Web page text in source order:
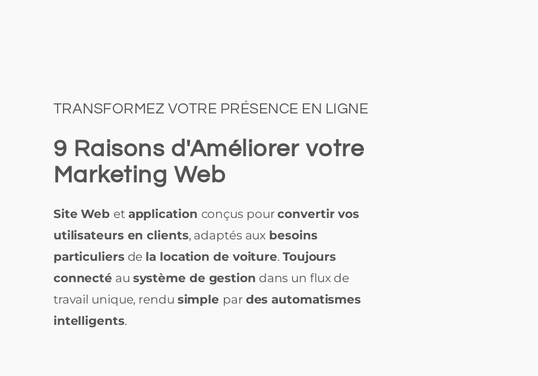
TRANSFORMEZ VOTRE PRÉSENCE EN LIGNE
9 Raisons d'Améliorer votre
Marketing Web
Site Web et application conçus pourconvertir vos
utilisateurs en clients, adaptés aux besoins
particuliers de la location de voiture. Toujours
connecté au système de gestion dans un flux de
travail unique, rendu simple par des automatismes
intelligents.